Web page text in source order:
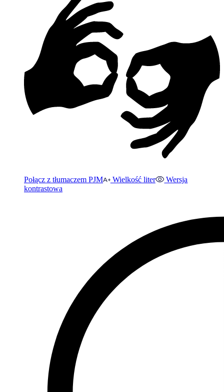
Połącz z tłumaczem PJM Wielkość liter
Wersja
kontrastowa